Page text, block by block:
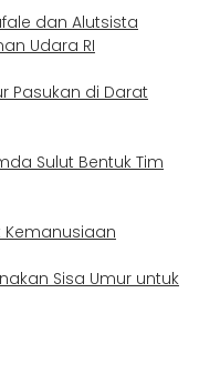
dan Alutsista
Udara RI
Pasukan di Darat
Sulut Bentuk Tim
Kemanusiaan
Sisa Umur untuk